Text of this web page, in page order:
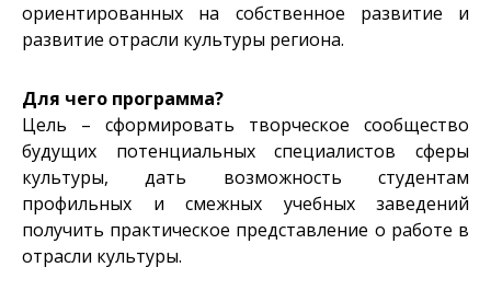
ориентированных на собственное развитие и
развитие отрасли культуры региона.
Для чего программа?
Цель – сформировать творческое сообщество
будущих потенциальных специалистов сферы
культуры, дать возможность студентам
профильных и смежных учебных заведений
получить практическое представление о работе в
отрасли культуры.